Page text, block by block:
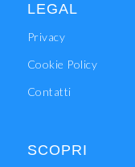
LEGAL
Privacy
Cookie Policy
Contatti
SCOPRI